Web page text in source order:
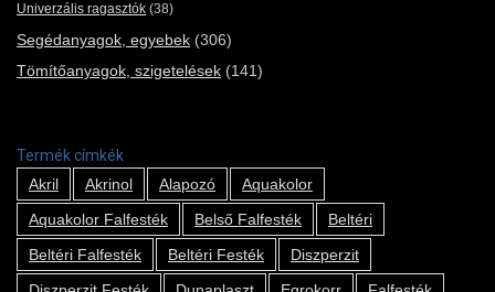
Univerzális ragasztók (38)
Segédanyagok, egyebek (306)
Tömítőanyagok, szigetelések (141)
Termék címkék
Akril
Akrinol Alapozó
Aquakolor
Aquakolor Falfesték
Belső Falfesték
Beltéri
Beltéri Falfesték
Beltéri Festék
Diszperzit